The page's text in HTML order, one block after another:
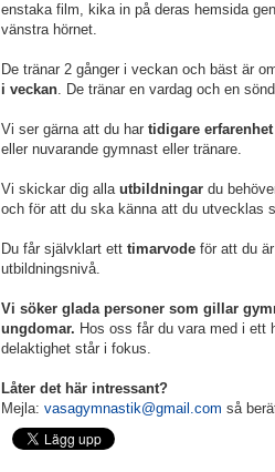
enstaka film, kika in på deras hemsida
vänstra hörnet.
De tränar 2 gånger i veckan och bäst är
i veckan. De tränar en vardag och en
Vi ser gärna att du hartidigare erfarenhet
eller nuvarande gymnast eller tränare.
Vi skickar dig alla utbildningardu
och för att du ska känna att du utvecklas
Du får självklart ett timarvodeför att du är
utbildningsnivå.
Vi söker glada personer som gillar
ungdomar. Hos oss får du vara med i ett
delaktighet står i fokus.
Låter det här intressant?
Mejla: vasagymnastik@gmail.com så